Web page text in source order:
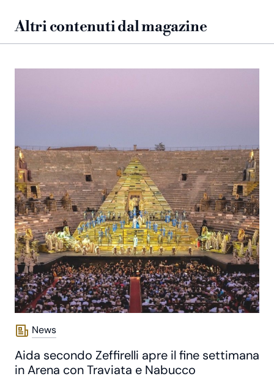
Altri contenuti dal magazine
News
Aida secondo Zeffirelli apre il fine settimana
in Arena con Traviata e Nabucco